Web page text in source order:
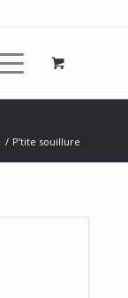
/ P’tite souillure